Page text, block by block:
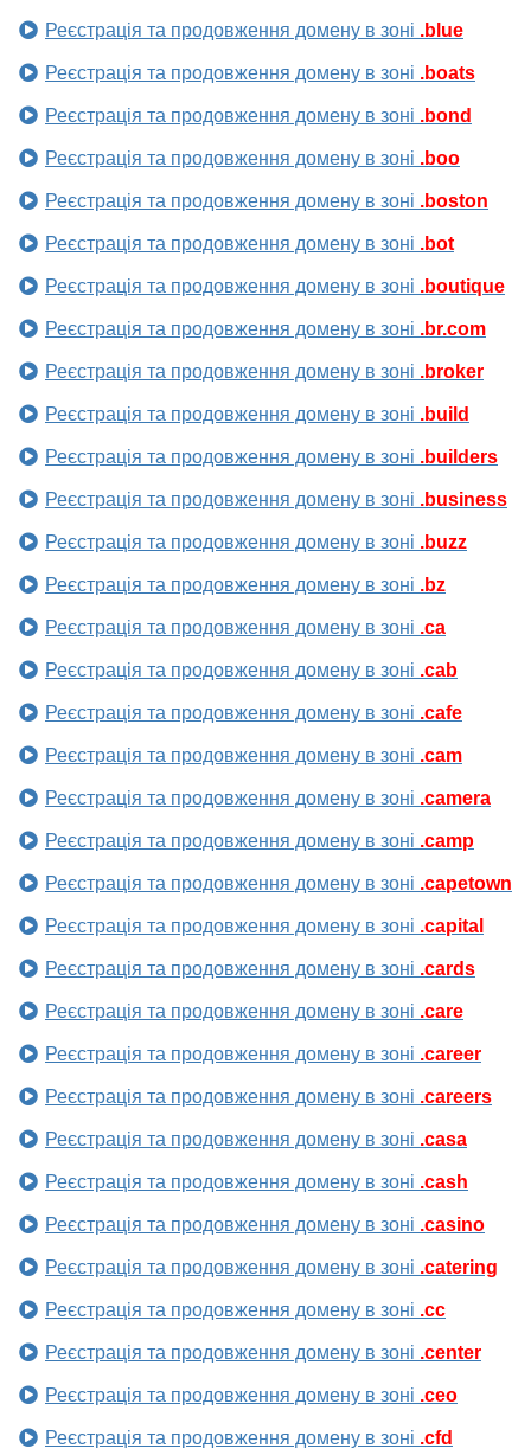
Реєстрація та продовження домену в зоні .blue
Реєстрація та продовження домену в зоні .boats
Реєстрація та продовження домену в зоні .bond
Реєстрація та продовження домену в зоні .boo
Реєстрація та продовження домену в зоні .boston
Реєстрація та продовження домену в зоні .bot
Реєстрація та продовження домену в зоні .boutique
Реєстрація та продовження домену в зоні .br.com
Реєстрація та продовження домену в зоні .broker
Реєстрація та продовження домену в зоні .build
Реєстрація та продовження домену в зоні .builders
Реєстрація та продовження домену в зоні .business
Реєстрація та продовження домену в зоні .buzz
Реєстрація та продовження домену в зоні .bz
Реєстрація та продовження домену в зоні .ca
Реєстрація та продовження домену в зоні .cab
Реєстрація та продовження домену в зоні .cafe
Реєстрація та продовження домену в зоні .cam
Реєстрація та продовження домену в зоні .camera
Реєстрація та продовження домену в зоні .camp
Реєстрація та продовження домену в зоні .capetown
Реєстрація та продовження домену в зоні .capital
Реєстрація та продовження домену в зоні .cards
Реєстрація та продовження домену в зоні .care
Реєстрація та продовження домену в зоні .career
Реєстрація та продовження домену в зоні .careers
Реєстрація та продовження домену в зоні .casa
Реєстрація та продовження домену в зоні .cash
Реєстрація та продовження домену в зоні .casino
Реєстрація та продовження домену в зоні .catering
Реєстрація та продовження домену в зоні .cc
Реєстрація та продовження домену в зоні .center
Реєстрація та продовження домену в зоні .ceo
Реєстрація та продовження домену в зоні .cfd